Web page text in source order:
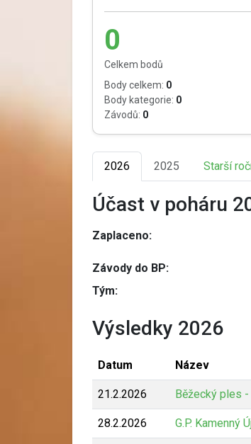
0
Celkem bodů
Body celkem: 0
Body kategorie: 0
Závodů: 0
2026 2025 Starší
Účast v poháru
Zaplaceno:
Závody do BP:
Tým:
Výsledky 2026
Datum Název
21.2.2026 Běžecký ples -
28.2.2026 G.P. Kamenný